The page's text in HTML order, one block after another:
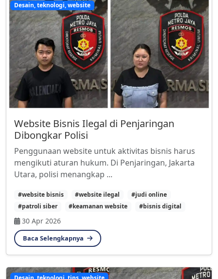
Desain, teknologi, website
Website Bisnis Ilegal di Penjaringan
Dibongkar Polisi
Penggunaan website untuk aktivitas bisnis harus
mengikuti aturan hukum. Di Penjaringan, Jakarta
Utara, polisi menangkap ...
#website bisnis #website ilegal
#judi online
#patroli siber
#keamanan website #bisnis digital
30 Apr 2026
Baca Selengkapnya